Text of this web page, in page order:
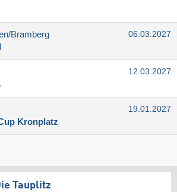
​Bramberg
06.03.2027
12.03.2027
Kronplatz
19.01.2027
Tauplitz